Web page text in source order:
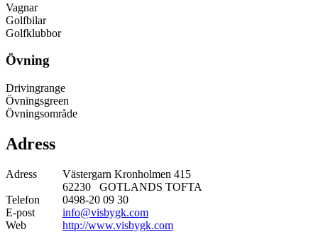
Vagnar
Golfbilar
Golfklubbor
Övning
Drivingrange
Övningsgreen
Övningsområde
Adress
Adress
Västergarn Kronholmen 415
62230 GOTLANDS TOFTA
Telefon
0498-20 09 30
E-post
info@visbygk.com
Web
http://www.visbygk.com